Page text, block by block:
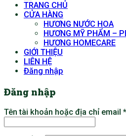
TRANG CHỦ
CỬA HÀNG
HƯƠNG NƯỚC HOA
HƯƠNG MỸ PHẨM –
HƯƠNG HOMECARE
GIỚI THIỆU
LIÊN HỆ
Đăng nhập
Đăng nhập
Tên tài khoản hoặc địa chỉ email *